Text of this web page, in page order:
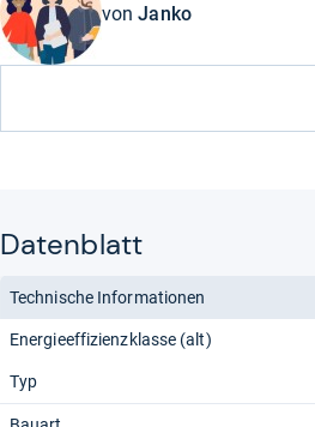
vonJanko
Datenblatt
Energieeffizienzklasse (alt)
Technische Informationen
Typ